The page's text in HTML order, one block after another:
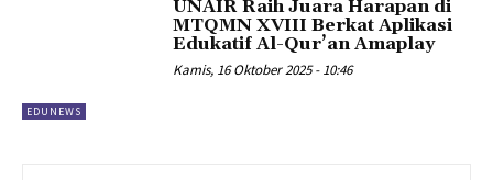
EDUNEWS
UNAIR Raih Juara Harapan di
MTQMN XVIII Berkat Aplikasi
Edukatif Al-Qur’an Amaplay
Kamis, 16 Oktober 2025 - 10:46